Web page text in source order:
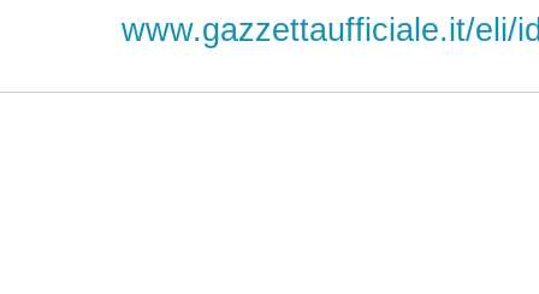
www.gazzettaufficiale.it/eli/